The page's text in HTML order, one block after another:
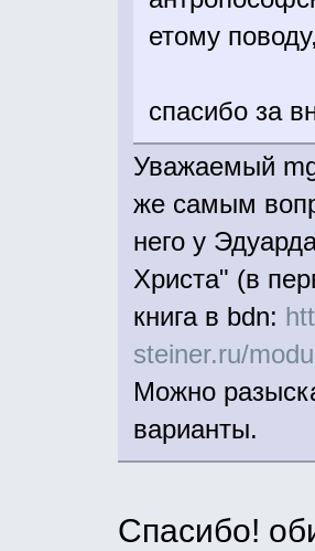
етому
спасибо за
Уважаемый
же самым
него у
Христа" (в
книга в bdn:
steiner.ru/
Можно
варианты.
Спасибо!